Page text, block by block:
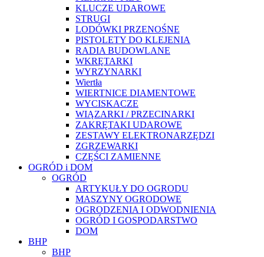
KLUCZE UDAROWE
STRUGI
LODÓWKI PRZENOŚNE
PISTOLETY DO KLEJENIA
RADIA BUDOWLANE
WKRĘTARKI
WYRZYNARKI
Wiertła
WIERTNICE DIAMENTOWE
WYCISKACZE
WIĄZARKI / PRZECINARKI
ZAKRĘTAKI UDAROWE
ZESTAWY ELEKTRONARZĘDZI
ZGRZEWARKI
CZĘŚCI ZAMIENNE
OGRÓD i DOM
OGRÓD
ARTYKUŁY DO OGRODU
MASZYNY OGRODOWE
OGRODZENIA I ODWODNIENIA
OGRÓD I GOSPODARSTWO
DOM
BHP
BHP